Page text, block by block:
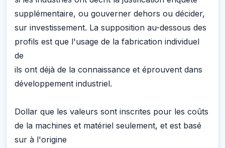
supplémentaire, ou gouverner dehors ou décider,
sur investissement. La supposition au-dessous des
profils est que l'usage de la fabrication individuel
de
ils ont déjà de la connaissance et éprouvent dans
développement industriel.
Dollar que les valeurs sont inscrites pour les coûts
de la machines et matériel seulement, et est basé
sur à l'origine